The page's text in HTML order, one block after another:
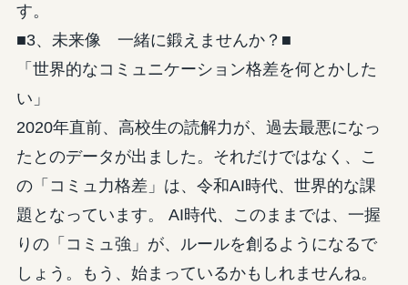
す。
■3、未来像 一緒に鍛えませんか？■
「世界的なコミュニケーション格差を何とかした
い」
2020年直前、高校生の読解力が、過去最悪になっ
たとのデータが出ました。それだけではなく、こ
の「コミュ力格差」は、令和AI時代、世界的な課
題となっています。 AI時代、このままでは、一握
りの「コミュ強」が、ルールを創るようになるで
しょう。もう、始まっているかもしれませんね。